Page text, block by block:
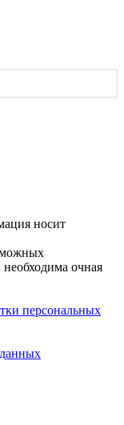
носит
очная
персональных